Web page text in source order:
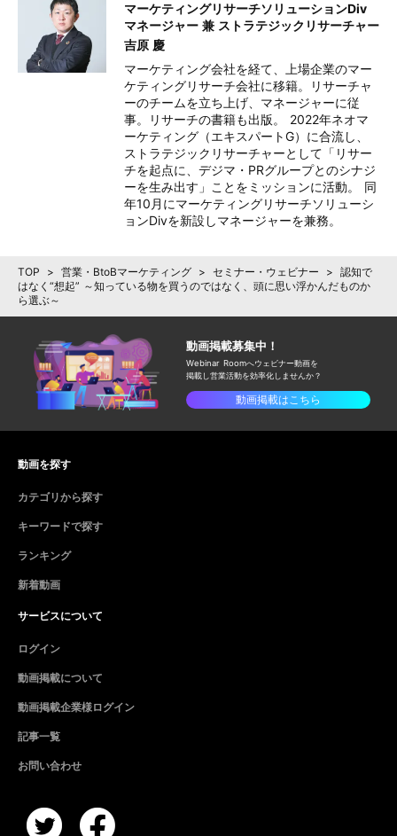
マーケティングリサーチソリューションDiv
マネージャー 兼 ストラテジックリサーチャー
吉原 慶
マーケティング会社を経て、上場企業のマー
ケティングリサーチ会社に移籍。リサーチャ
ーのチームを立ち上げ、マネージャーに従
事。リサーチの書籍も出版。 2022年ネオマ
ーケティング（エキスパートG）に合流し、
ストラテジックリサーチャーとして「リサー
チを起点に、デジマ・PRグループとのシナジ
ーを生み出す」ことをミッションに活動。 同
年10月にマーケティングリサーチソリューシ
ョンDivを新設しマネージャーを兼務。
TOP > 営業・BtoBマーケティング > セミナー・ウェビナー > 認知で
はなく“想起” ～知っている物を買うのではなく、頭に思い浮かんだものか
ら選ぶ～
動画掲載募集中！
Webinar Roomへウェビナー動画を
掲載し営業活動を効率化しませんか？
動画掲載はこちら
動画を探す
カテゴリから探す
キーワードで探す
ランキング
新着動画
サービスについて
ログイン
動画掲載について
動画掲載企業様ログイン
記事一覧
お問い合わせ